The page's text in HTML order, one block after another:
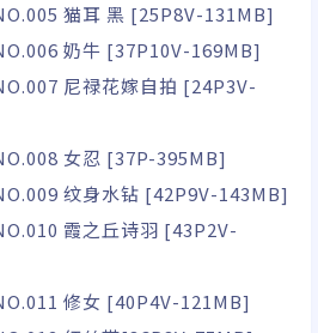
猫耳 黑 [25P8V-131MB]
奶牛 [37P10V-169MB]
尼禄花嫁自拍 [24P3V-
女忍 [37P-395MB]
纹身水钻 [42P9V-143MB]
霞之丘诗羽 [43P2V-
修女 [40P4V-121MB]